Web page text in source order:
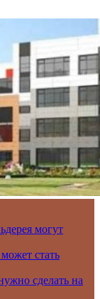
могут
стать
сделать на